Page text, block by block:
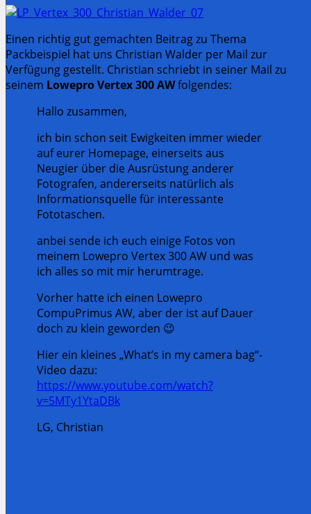
Einen richtig gut gemachten Beitrag zu Thema
Packbeispiel hat uns Christian Walder per Mail zur
Verfügung gestellt. Christian schriebt in seiner Mail zu
seinem Lowepro Vertex 300 AWfolgendes:
Hallo zusammen,
ich bin schon seit Ewigkeiten immer wieder
auf eurer Homepage, einerseits aus
Neugier über die Ausrüstung anderer
Fotografen, andererseits natürlich als
Informationsquelle für interessante
Fototaschen.
anbei sende ich euch einige Fotos von
meinem Lowepro Vertex 300 AW und was
ich alles so mit mir herumtrage.
Vorher hatte ich einen Lowepro
CompuPrimus AW, aber der ist auf Dauer
doch zu klein geworden 😉
Hier ein kleines „What’s in my camera bag“-
Video dazu:
https://www.youtube.com/watch?
v=5MTy1YtaDBk
LG, Christian